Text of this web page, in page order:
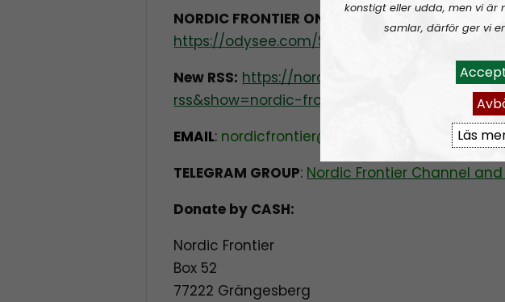
NORDIC FRONTIER ON ODYSEE:
https://odysee.com/$/invite/@nordicfrontier:3
New RSS: https://nordiskradio.se/
rss&show=nordic-frontier
EMAIL: nordicfrontier@protonmail.com
TELEGRAM GROUP: Nordic Frontier Channel
Donate by CASH:
Nordic Frontier
Box 52
77222 Grängesberg
konstigt eller udda, men vi
samlar, därför ger vi
Läs